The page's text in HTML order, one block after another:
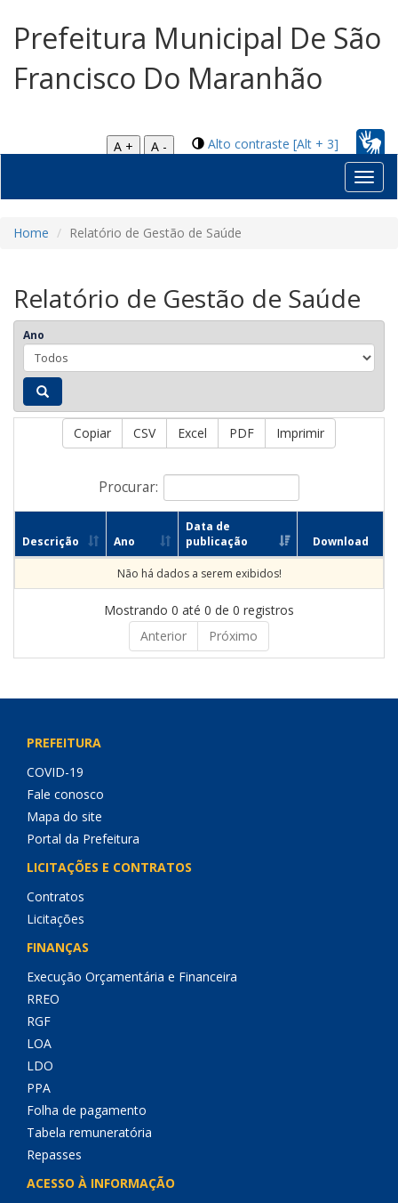
Prefeitura Municipal De São
Francisco Do Maranhão
Alto contraste [Alt + 3]
A +
A -
Home Relatório de Gestão de Saúde
Relatório de Gestão de Saúde
Ano
Copiar CSV Excel PDF Imprimir
Procurar:
Descrição Ano
Data de
publicação
Download
Não há dados a serem exibidos!
Mostrando 0 até 0 de 0 registros
Anterior
Próximo
PREFEITURA
COVID-19
Fale conosco
Mapa do site
Portal da Prefeitura
LICITAÇÕES E CONTRATOS
Contratos
Licitações
FINANÇAS
Execução Orçamentária e Financeira
RREO
RGF
LOA
LDO
PPA
Folha de pagamento
Tabela remuneratória
Repasses
ACESSO À INFORMAÇÃO